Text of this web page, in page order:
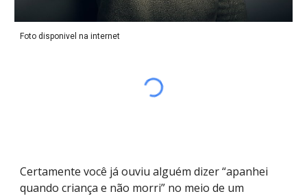
Foto disponivel na internet
Certamente você já ouviu alguém dizer “apanhei
quando criança e não morri” no meio de um